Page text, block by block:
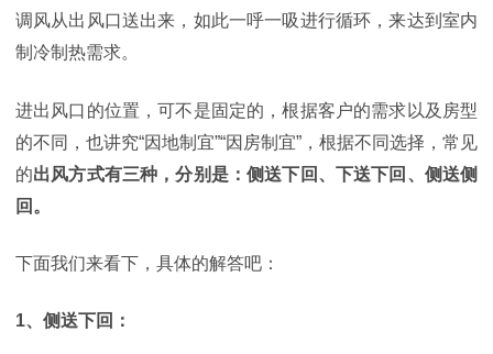
调风从出风口送出来，如此一呼一吸进行循环，来达到室内
制冷制热需求。
进出风口的位置，可不是固定的，根据客户的需求以及房型
的不同，也讲究“因地制宜”“因房制宜”，根据不同选择，常见
的出风方式有三种，分别是：侧送下回、下送下回、侧送侧
回。
下面我们来看下，具体的解答吧：
1、侧送下回：